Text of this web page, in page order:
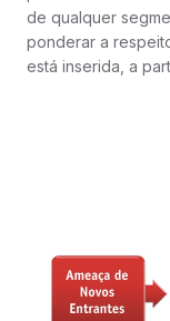
de qualquer
ponderar a
está inserida, a